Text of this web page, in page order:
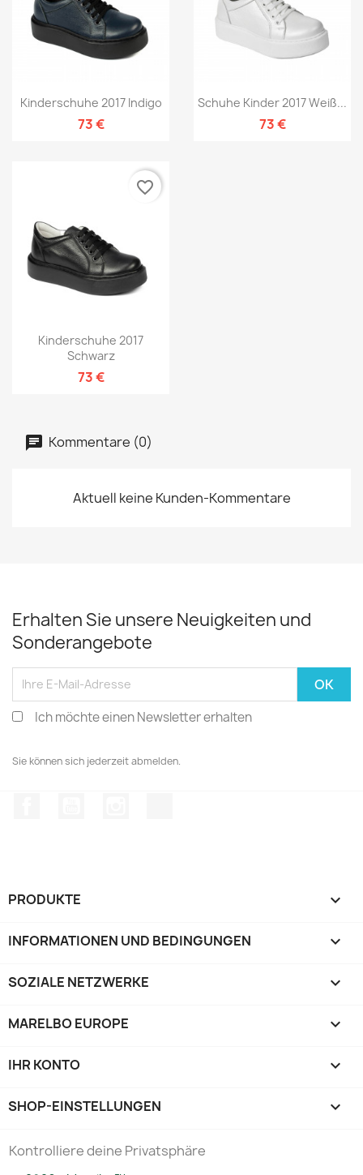
Kinderschuhe 2017 Indigo
73 €
Schuhe Kinder 2017 Weiß...
73 €
Kinderschuhe 2017
Schwarz
73 €
favorite_border
Kommentare (0)
Aktuell keine Kunden-Kommentare
Erhalten Sie unsere Neuigkeiten und
Sonderangebote
Ich möchte einen Newsletter erhalten
Sie können sich jederzeit abmelden.
PRODUKTE 
INFORMATIONEN UND BEDINGUNGEN 
SOZIALE NETZWERKE 
MARELBO EUROPE 
IHR KONTO 
SHOP-EINSTELLUNGEN keyboard_arrow_down
Kontrolliere deine Privatsphäre